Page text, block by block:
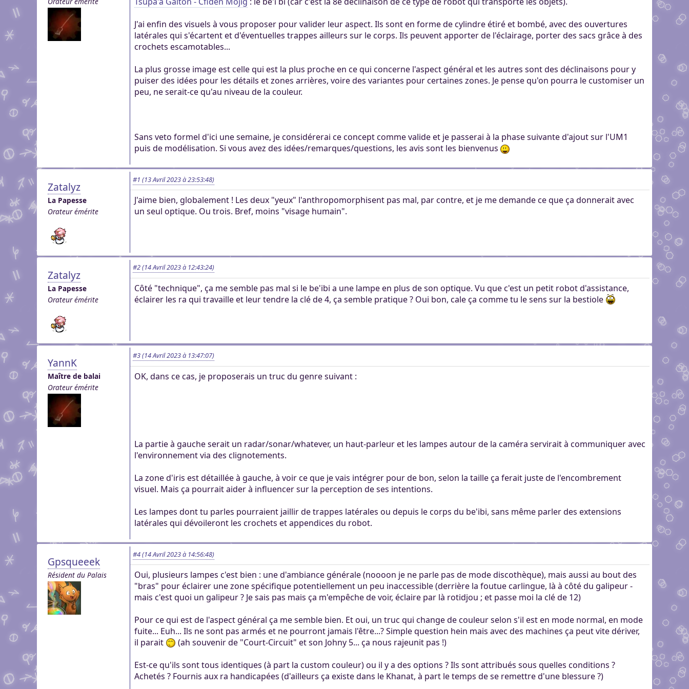
genre pour aider dans certaines tâches.
Pour partager des fichiers. Tout le monde
peut s'inscrire, mais limité à 100Mo par
personne si vous n'êtes pas validé.
Visioconférence
Salon audio et vidéo, accessible sans
compte, via le navigateur. Allumez vos
micro ! /!\ Ce n'est pas notre outil
XMPP.
Boutiques
Brillez aux couleurs de Khaganat
Vous cherchez des goodies avec nos
quelques boutiques en ligne, et sur nos
stands.
Aider Khaganat
nature, en temps ou en argent.
Découvrez comment nous aider, afin que
nous puissions aller encore plus loin !
J'ai enfin des visuels à vous proposer pour valider leur aspect. Ils sont en forme de cylindre étiré et bombé, avec des ouvertures
latérales qui s'écartent et d'éventuelles trappes ailleurs sur le corps. Ils peuvent apporter de l'éclairage, porter des sacs grâce à des
crochets escamotables...
La plus grosse image est celle qui est la plus proche en ce qui concerne l'aspect général et les autres sont des déclinaisons pour y
puiser des idées pour les détails et zones arrières, voire des variantes pour certaines zones. Je pense qu'on pourra le customiser un
peu, ne serait-ce qu'au niveau de la couleur.
Sans veto formel d'ici une semaine, je considérerai ce concept comme valide et je passerai à la phase suivante d'ajout sur l'UM1
puis de modélisation. Si vous avez des idées/remarques/questions, les avis sont les bienvenus
Zatalyz
La Papesse
Orateur émérite
#1 (13 Avril 2023 à 23:53:48)
J'aime bien, globalement ! Les deux "yeux" l'anthropomorphisent pas mal, par contre, et je me demande ce que ça donnerait avec
un seul optique. Ou trois. Bref, moins "visage humain".
Zatalyz
La Papesse
Orateur émérite
#2(14 Avril 2023 à 12:43:24)
Côté "technique", ça me semble pas mal si le be'ibi a une lampe en plus de son optique. Vu que c'est un petit robot d'assistance,
éclairer les ra qui travaille et leur tendre la clé de 4, ça semble pratique ? Oui bon, cale ça comme tu le sens sur la bestiole
YannK
Maître de balai
Orateur émérite
#3(14 Avril 2023 à 13:47:07)
OK, dans ce cas, je proposerais un truc du genre suivant :
La partie à gauche serait un radar/sonar/whatever, un haut-parleur et les lampes autour de la caméra servirait à communiquer avec
l'environnement via des clignotements.
La zone d'iris est détaillée à gauche, à voir ce que je vais intégrer pour de bon, selon la taille ça ferait juste de l'encombrement
visuel. Mais ça pourrait aider à influencer sur la perception de ses intentions.
Les lampes dont tu parles pourraient jaillir de trappes latérales ou depuis le corps du be'ibi, sans même parler des extensions
latérales qui dévoileront les crochets et appendices du robot.
Gpsqueeek
Résident du Palais
#4(14 Avril 2023 à 14:56:48)
Oui, plusieurs lampes c'est bien : une d'ambiance générale (noooon je ne parle pas de mode discothèque), mais aussi au bout des
"bras" pour éclairer une zone spécifique potentiellement un peu inaccessible (derrière la foutue carlingue, là à côté du galipeur -
mais c'est quoi un galipeur ? Je sais pas mais ça m'empêche de voir, éclaire par là rotidjou ; et passe moi la clé de 12)
Pour ce qui est de l'aspect général ça me semble bien. Et oui, un truc qui change de couleur selon s'il est en mode normal, en mode
fuite... Euh... Ils ne sont pas armés et ne pourront jamais l'être...? Simple question hein mais avec des machines ça peut vite dériver,
il parait
(ah souvenir de "Court-Circuit" et son Johny 5... ça nous rajeunit pas !)
Est-ce qu'ils sont tous identiques (à part la custom couleur) ou il y a des options ? Ils sont attribués sous quelles conditions ?
Achetés ? Fournis aux ra handicapées (d'ailleurs ça existe dans le Khanat, à part le temps de se remettre d'une blessure ?)